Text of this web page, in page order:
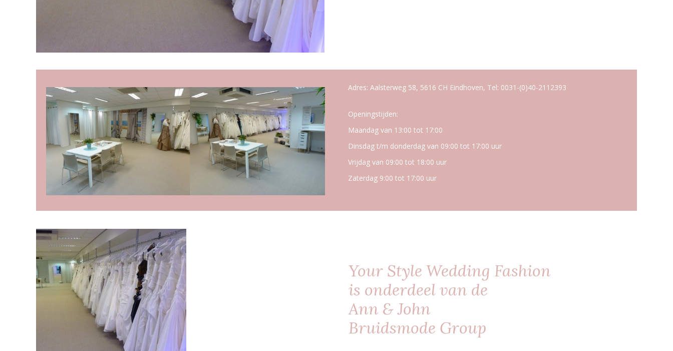
Adres: Aalsterweg 58, 5616 CH Eindhoven, Tel: 0031-(0)40-2112393
Openingstijden:
Maandag van 13:00 tot 17:00
Dinsdag t/m donderdag van 09:00 tot 17:00 uur
Vrijdag van 09:00 tot 18:00 uur
Zaterdag 9:00 tot 17:00 uur
Your Style Wedding Fashion
is onderdeel van de
Ann & John
Bruidsmode Group